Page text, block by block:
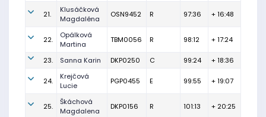
21.
Klusáčková
Magdaléna
OSN9452 R 97:36 + 16:48
22.
Opálková
Martina
TBM0056 R 98:12 + 17:24
23. Sanna Karin DKP0250 C 99:24 + 18:36
24.
Krejčová
Lucie
PGP0455 E 99:55 + 19:07
25.
Škáchová
Magdalena
DKP0156 R 101:13 + 20:25